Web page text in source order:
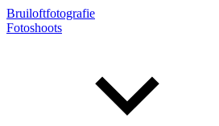
Bruiloftfotografie
Fotoshoots